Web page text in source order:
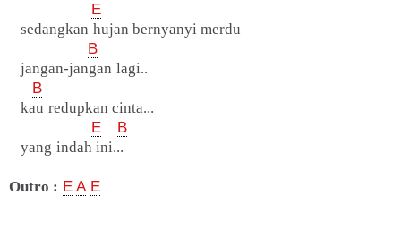
E
sedangkan hujan bernyanyi merdu
B
jangan-jangan lagi..
B
kau redupkan cinta...
E
B
yang indah ini...
Outro : E A E